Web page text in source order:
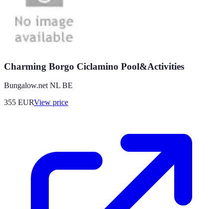
Charming Borgo Ciclamino Pool&Activities
Bungalow.net NL BE
355 EURView price